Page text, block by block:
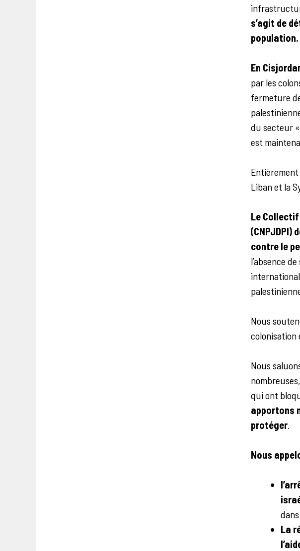
s’agit de
population.
En
par les
fermeture
du secteur
est
Liban et la
Le
(CNPJDPI)
contre le
l’absence
Nous
colonisation
Nous
qui ont
apportons
protéger.
Nous
La